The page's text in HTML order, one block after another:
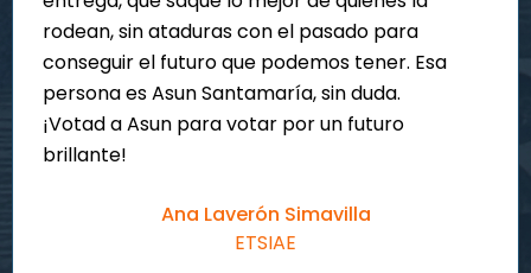
rodean, sin ataduras con el pasado para
conseguir el futuro que podemos tener. Esa
persona es Asun Santamaría, sin duda.
¡Votad a Asun para votar por un futuro
brillante!
Ana Laverón Simavilla
ETSIAE